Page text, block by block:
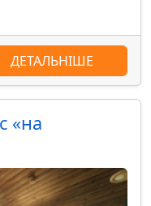
ДЕТАЛЬНІШЕ
«на